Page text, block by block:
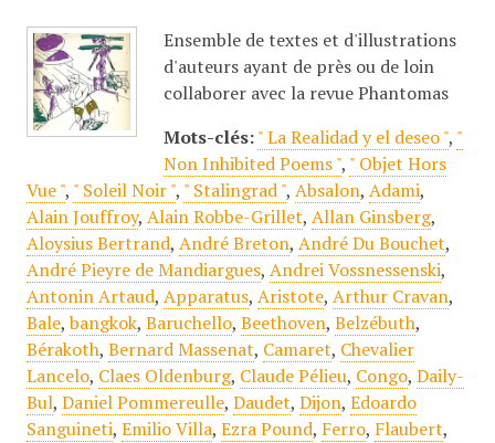
Ensemble de textes et d'illustrations
d'auteurs ayant de près ou de loin
collaborer avec la revue Phantomas
Mots-clés: " La Realidad y el deseo ", "
Non Inhibited Poems ", " Objet Hors
Vue ", " Soleil Noir ", " Stalingrad ", Absalon, Adami,
Alain Jouffroy, Alain Robbe-Grillet, Allan Ginsberg,
Aloysius Bertrand, André Breton, André Du Bouchet,
André Pieyre de Mandiargues, Andrei Vossnessenski,
Antonin Artaud, Apparatus, Aristote, Arthur Cravan,
Bale,bangkok, Baruchello, Beethoven, Belzébuth,
Bérakoth, Bernard Massenat, Camaret, Chevalier
Lancelo, Claes Oldenburg, Claude Pélieu, Congo, Daily-
Bul, Daniel Pommereulle, Daudet, Dijon, Edoardo
Sanguineti, Emilio Villa, Ezra Pound, Ferro, Flaubert,